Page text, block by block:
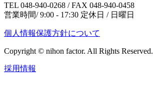
TEL 048-940-0268 / FAX 048-940-0458
営業時間/ 9:00 - 17:30 定休日 / 日曜日
個人情報保護方針について
Copyright © nihon factor. All Rights Reserved.
採用情報